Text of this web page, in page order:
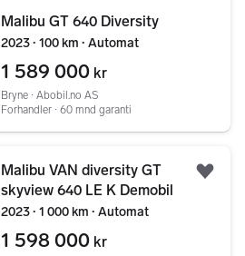
Malibu GT 640 Diversity
2023 ∙ 100 km ∙ Automat
1 589 000 kr
Bryne ∙ Abobil.no AS
Forhandler ∙ 60 mnd garanti
Malibu VAN diversity GT
skyview 640 LE K Demobil
2023 ∙ 1 000 km ∙ Automat
1 598 000 kr